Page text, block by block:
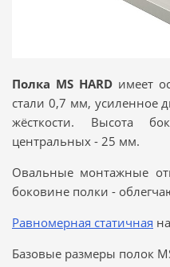
Полка MS HARD имеет
стали 0,7 мм, усиленное
жёсткости. Высота
центральных - 25 мм.
Овальные монтажные
боковине полки -
Равномерная статичная
Базовые размеры полок